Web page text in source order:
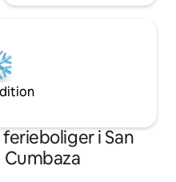
i San